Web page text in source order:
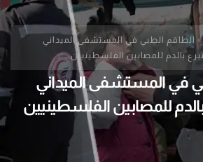
» الطاقم الطبي في المستشفى الميداني
بالدم للمصابين الفلسطينيين
في المستشفى الميداني
بالدم للمصابين الفلسطينيين